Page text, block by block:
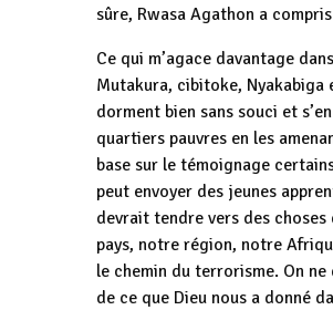
sûre, Rwasa Agathon a
Ce qui m’agace davantage
Mutakura, cibitoke, Nyakabiga
dorment bien sans souci et
quartiers pauvres en les
base sur le témoignage
peut envoyer des jeunes
devrait tendre vers des
pays, notre région, notre
le chemin du terrorisme. On
de ce que Dieu nous a donné